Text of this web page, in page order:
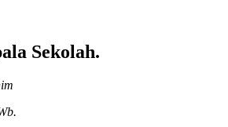
Sekolah.